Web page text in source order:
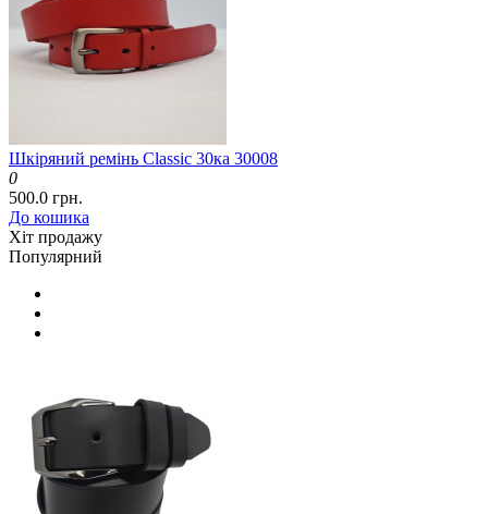
Шкіряний ремінь Classic 30ка 30008
0
500.0 грн.
До кошика
Хіт продажу
Популярний